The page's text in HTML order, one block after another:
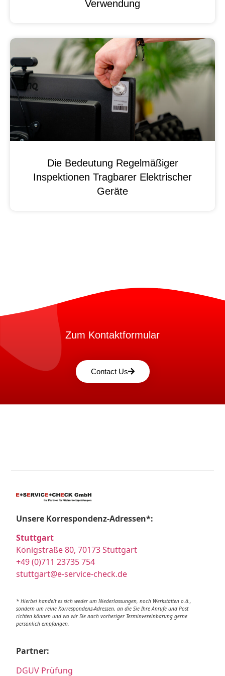
Verwendung
Die Bedeutung Regelmäßiger
Inspektionen Tragbarer Elektrischer
Geräte
Zum Kontaktformular
Contact Us
Unsere Korrespondenz-Adressen*:
Stuttgart
Königstraße 80, 70173 Stuttgart
+49 (0)711 23735 754
stuttgart@e-service-check.de
* Hierbei handelt es sich weder um Niederlassungen, noch Werkstätten o.ä.,
sondern um reine Korrespondenz-Adressen, an die Sie Ihre Anrufe und Post
richten können und wo wir Sie nach vorheriger Terminvereinbarung gerne
persönlich empfangen.
Partner:
DGUV Prüfung